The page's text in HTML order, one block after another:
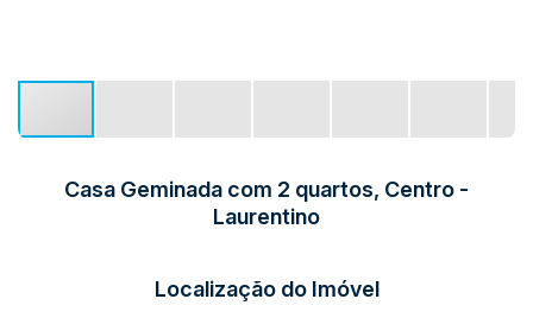
Casa Geminada com 2 quartos, Centro -
Laurentino
Localização do Imóvel